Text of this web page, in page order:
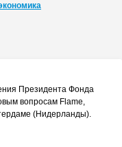
Президента Фонда
вопросам Flame,
(Нидерланды).